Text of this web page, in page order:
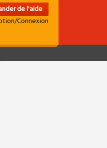
de l'aide
Connexion